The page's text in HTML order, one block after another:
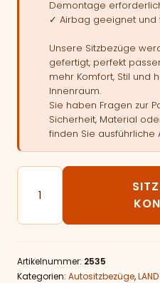
Demontage
✓ Airbag geeignet und
Unsere Sitzbezüge
gefertigt, perfekt
mehr Komfort, Stil und
Innenraum.
Sie haben Fragen zur
Sicherheit, Material
finden Sie ausführliche
Autositzbezüge passend
Artikelnummer: 2535
Kategorien: Autositzbezüge,